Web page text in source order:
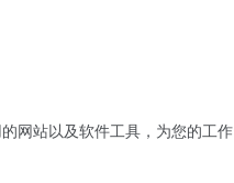
网站以及软件工具，为您的工作